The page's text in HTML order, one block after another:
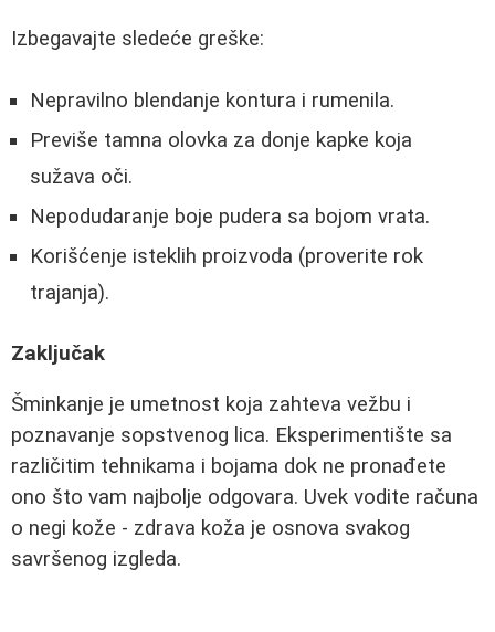
Izbegavajte sledeće greške:
Nepravilno blendanje kontura i rumenila.
Previše tamna olovka za donje kapke koja
sužava oči.
Nepodudaranje boje pudera sa bojom vrata.
Korišćenje isteklih proizvoda (proverite rok
trajanja).
Zaključak
Šminkanje je umetnost koja zahteva vežbu i
poznavanje sopstvenog lica. Eksperimentište sa
različitim tehnikama i bojama dok ne pronađete
ono što vam najbolje odgovara. Uvek vodite računa
o negi kože - zdrava koža je osnova svakog
savršenog izgleda.